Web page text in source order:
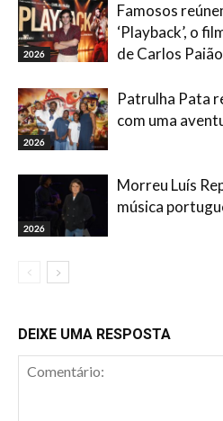
2026
Famosos
‘Playback’, o
de Carlos Paião
2026
Patrulha Pata
com uma
2026
Morreu Luís
música
DEIXE UMA RESPOSTA